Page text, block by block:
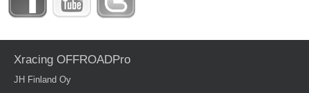
Xracing OFFROADPro
JH Finland Oy